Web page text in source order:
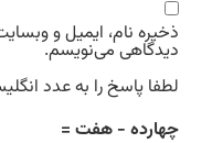
ذخیره نام، ایمیل و
دیدگاهی می‌نویسم.
لطفا پاسخ را به عدد
چهارده − هفت =